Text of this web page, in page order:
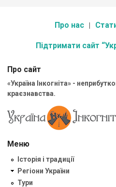
Про нас
Підтримати сайт
Про сайт
«Україна Інкогніта» -
краєзнавства.
Меню
Історія і традиції
Регіони України
Тури